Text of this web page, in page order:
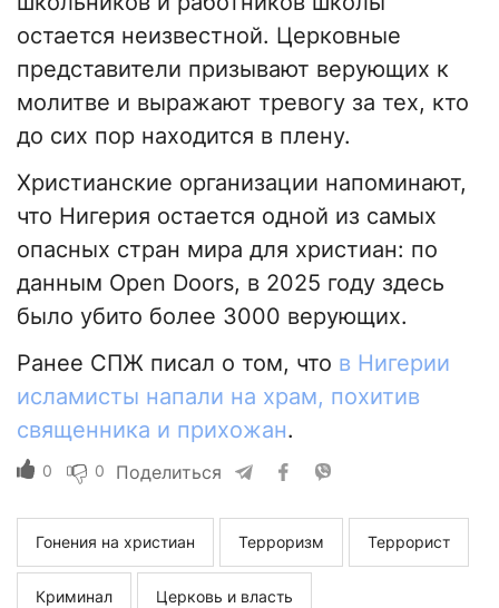
остается неизвестной. Церковные
представители призывают верующих к
молитве и выражают тревогу за тех, кто
до сих пор находится в плену.
Христианские организации напоминают,
что Нигерия остается одной из самых
опасных стран мира для христиан: по
данным Open Doors, в 2025 году здесь
было убито более 3000 верующих.
Ранее СПЖ писал о том, что в Нигерии
исламисты напали на храм, похитив
священника и прихожан.
0 0 Поделиться
Гонения на христиан Терроризм Террорист
Криминал Церковь и власть